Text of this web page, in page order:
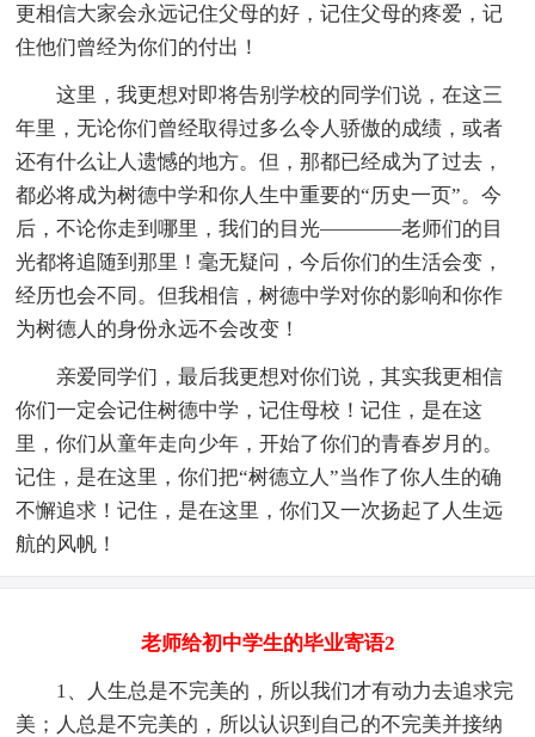
更相信大家会永远记住父母的好，记住父母的疼爱，记
住他们曾经为你们的付出！
这里，我更想对即将告别学校的同学们说，在这三
年里，无论你们曾经取得过多么令人骄傲的成绩，或者
还有什么让人遗憾的地方。但，那都已经成为了过去，
都必将成为树德中学和你人生中重要的“历史一页”。今
后，不论你走到哪里，我们的目光————老师们的目
光都将追随到那里！毫无疑问，今后你们的生活会变，
经历也会不同。但我相信，树德中学对你的影响和你作
为树德人的身份永远不会改变！
亲爱同学们，最后我更想对你们说，其实我更相信
你们一定会记住树德中学，记住母校！记住，是在这
里，你们从童年走向少年，开始了你们的青春岁月的。
记住，是在这里，你们把“树德立人”当作了你人生的确
不懈追求！记住，是在这里，你们又一次扬起了人生远
航的风帆！
老师给初中学生的毕业寄语2
1、人生总是不完美的，所以我们才有动力去追求完
美；人总是不完美的，所以认识到自己的不完美并接纳